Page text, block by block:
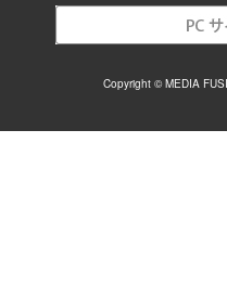
Copyright © MEDIA